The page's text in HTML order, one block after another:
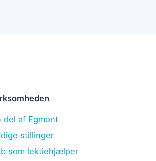
del af Egmont
stillinger
som lektiehjælper